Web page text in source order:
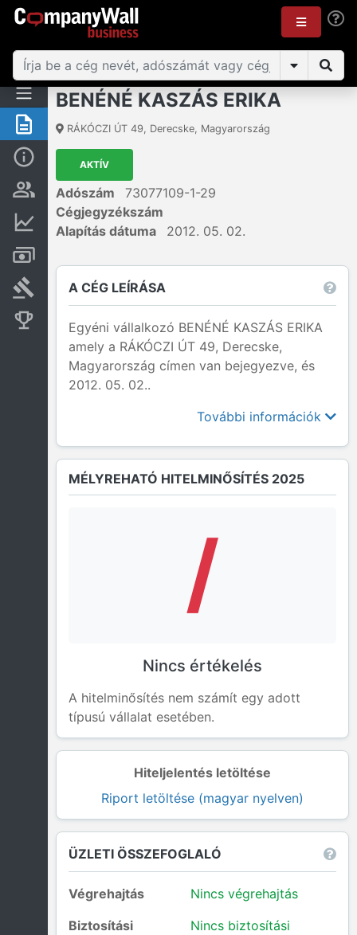
Összegzés
Alap információk
Személyek és tulajdonjog
Pénzügyi információk
Bírósági eljárások
Konkurens cégek
BENÉNÉ KASZÁS ERIKA
RÁKÓCZI ÚT 49, Derecske, Magyarország
AKTÍV
Adószám
73077109-1-29
Cégjegyzékszám
Alapítás dátuma
2012. 05. 02.
A CÉG LEÍRÁSA
Egyéni vállalkozó BENÉNÉ KASZÁS ERIKA
amely a RÁKÓCZI ÚT 49, Derecske,
Magyarország címen van bejegyezve, és
2012. 05. 02..
További információk
Hiteljelentés letöltése
Riport letöltése (magyar nyelven)
MÉLYREHATÓ HITELMINŐSÍTÉS 2025
/
Nincs értékelés
A hitelminősítés nem számít egy adott
típusú vállalat esetében.
ÜZLETI ÖSSZEFOGLALÓ
Végrehajtás
Nincs végrehajtás
Biztosítási
Nincs biztosítási